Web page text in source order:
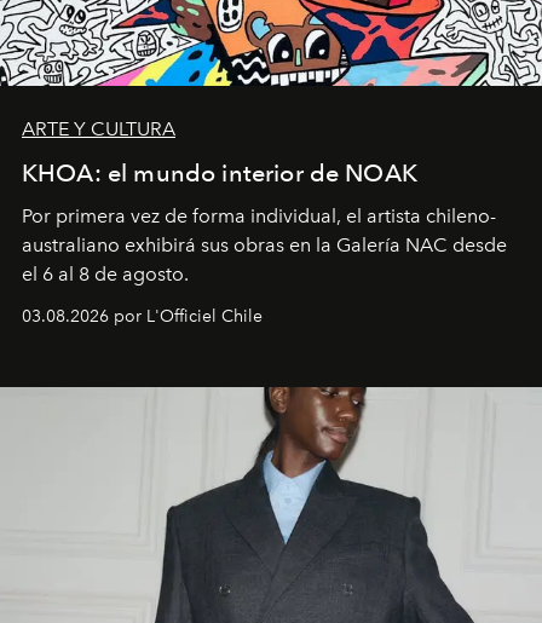
ARTE Y CULTURA
KHOA: el mundo interior de NOAK
Por primera vez de forma individual, el artista chileno-
australiano exhibirá sus obras en la Galería NAC desde
el 6 al 8 de agosto.
03.08.2026 por L'Officiel Chile